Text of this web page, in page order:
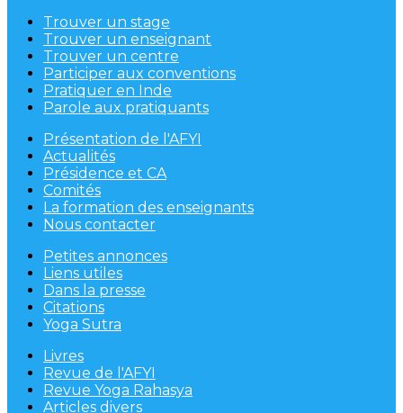
Trouver un stage
Trouver un enseignant
Trouver un centre
Participer aux conventions
Pratiquer en Inde
Parole aux pratiquants
Présentation de l'AFYI
Actualités
Présidence et CA
Comités
La formation des enseignants
Nous contacter
Petites annonces
Liens utiles
Dans la presse
Citations
Yoga Sutra
Livres
Revue de l'AFYI
Revue Yoga Rahasya
Articles divers